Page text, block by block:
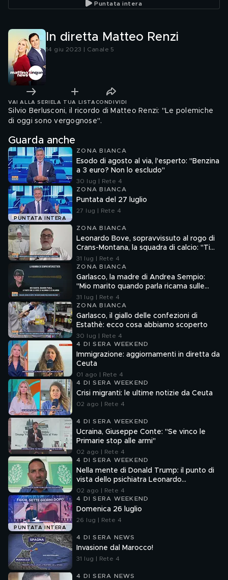
Puntata intera
In diretta Matteo Renzi
14 giu 2023 | Canale 5
VAI ALLA SERIE LA TUA LISTA CONDIVIDI
Silvio Berlusconi, il ricordo di Matteo Renzi: "Le polemiche
di oggi sono vergognose".
Guarda anche
ZONA BIANCA
Esodo di agosto al via, l'esperto: "Benzina
a 3 euro? Non lo escludo"
30 lug | Rete 4
PUNTATA INTERA
ZONA BIANCA
Puntata del 27 luglio
27 lug | Rete 4
ZONA BIANCA
Leonardo Bove, sopravvissuto al rogo di
Crans-Montana, la squadra di calcio: "Ti
aspettiamo"
31 lug | Rete 4
ZONA BIANCA
Garlasco, la madre di Andrea Sempio:
"Mio marito quando parla ricama sulle
cose"
31 lug | Rete 4
ZONA BIANCA
Garlasco, il giallo delle confezioni di
Estathè: ecco cosa abbiamo scoperto
30 lug | Rete 4
4 DI SERA WEEKEND
Immigrazione: aggiornamenti in diretta da
Ceuta
01 ago | Rete 4
4 DI SERA WEEKEND
Crisi migranti: le ultime notizie da Ceuta
02 ago | Rete 4
4 DI SERA WEEKEND
Ucraina, Giuseppe Conte: "Se vinco le
Primarie stop alle armi"
02 ago | Rete 4
4 DI SERA WEEKEND
Nella mente di Donald Trump: il punto di
vista dello psichiatra Leonardo
Mendolicchio
02 ago | Rete 4
PUNTATA INTERA
4 DI SERA WEEKEND
Domenica 26 luglio
26 lug | Rete 4
4 DI SERA NEWS
Invasione dal Marocco!
31 lug | Rete 4
4 DI SERA NEWS